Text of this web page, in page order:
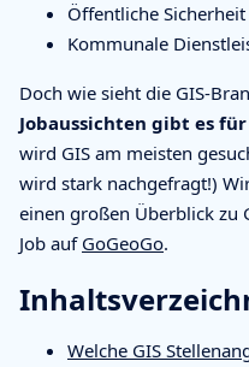
Öffentliche
Kommunale
Doch wie sieht die GIS-
Jobaussichten gibt es
wird GIS am meisten
wird stark nachgefragt!)
einen großen Überblick zu
Job auf GoGeoGo.
Welche GIS